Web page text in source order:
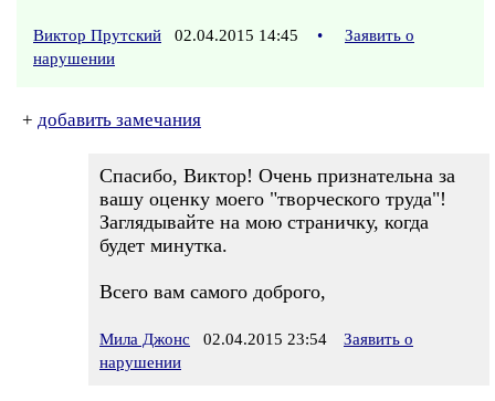
Виктор Прутский 02.04.2015 14:45 •
Заявить о
нарушении
+ добавить замечания
Спасибо, Виктор! Очень признательна за
вашу оценку моего "творческого труда"!
Заглядывайте на мою страничку, когда
будет минутка.
Всего вам самого доброго,
Мила Джонс 02.04.2015 23:54
Заявить о
нарушении